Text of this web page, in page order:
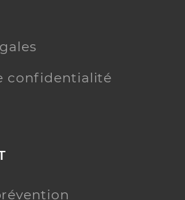
confidentialité